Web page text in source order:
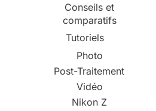
Conseils et
comparatifs
Tutoriels
Photo
Post-Traitement
Vidéo
Nikon Z